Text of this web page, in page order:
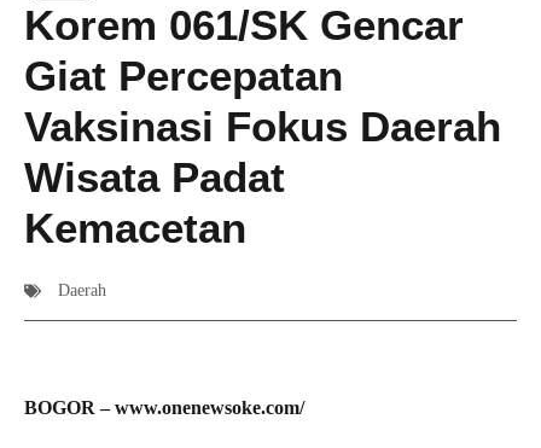
Korem 061/SK Gencar
Giat Percepatan
Vaksinasi Fokus Daerah
Wisata Padat
Kemacetan
Daerah
BOGOR – www.onenewsoke.com/